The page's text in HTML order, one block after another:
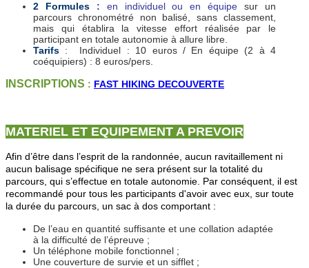
2 Formules: en individuel ou en équipesur un
parcours chronométré non balisé, sans classement,
mais qui établira la vitesse effort réalisée par le
participant en totale autonomie à allure libre.
Tarifs : Individuel : 10 euros / En équipe (2 à 4
coéquipiers) : 8 euros/pers.
INSCRIPTIONS : FAST HIKING DECOUVERTE
MATERIEL ET EQUIPEMENT A PREVOIR
Afin d’être dans l’esprit de la randonnée, aucun ravitaillement ni
aucun balisage spécifique ne sera présent sur la totalité du
parcours, qui s’effectue en totale autonomie. Par conséquent, il est
recommandé pour tous les participants d'avoir avec eux, sur toute
la durée du parcours, un sac à dos comportant :
De l’eau en quantité suffisante et une collation adaptée
à la difficulté de l’épreuve ;
Un téléphone mobile fonctionnel ;
Une couverture de survie et un sifflet ;